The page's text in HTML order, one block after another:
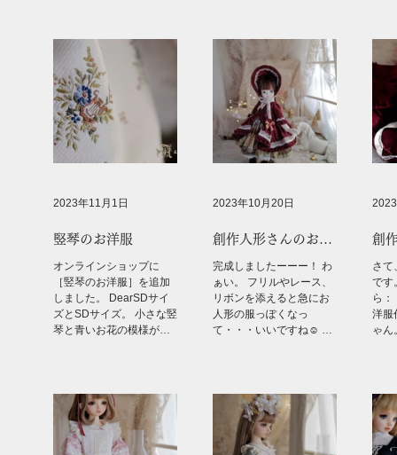
ンネットの内側に反対側
の赤っぽい方を使ってみ
ました。 この生地好きー
ーー。...
分が赤でパイピングが緑
のものと、前面切替部分
が緑でパイピングが赤の
もの。...
も承
竪琴のお洋服
オンラインショップに
［竪琴のお洋服］を追加
しました。 DearSDサイ
ズとSDサイズ。 小さな竪
琴と青いお花の模様が織
ジュがまた上品で気に入
っています。...
2023年11月1日
創作人形さんのお洋
服作り（3）完成
完成しましたーーー！ わ
ぁい。 フリルやレース、
リボンを添えると急にお
人形の服っぽくなっ
て・・・いいですね☺️ こ
来上がってしまうとやっ
てくるお別れの
時・・・...
2023年10月20日
創
さて
です
ら
洋服
ゃん
履い
んな
で